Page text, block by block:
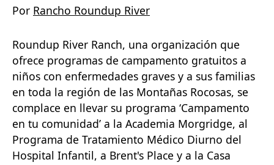
Por Rancho Roundup River
Roundup River Ranch, una organización que
ofrece programas de campamento gratuitos a
niños con enfermedades graves y a sus familias
en toda la región de las Montañas Rocosas, se
complace en llevar su programa ‘Campamento
en tu comunidad’ a la Academia Morgridge, al
Programa de Tratamiento Médico Diurno del
Hospital Infantil, a Brent's Place y a la Casa